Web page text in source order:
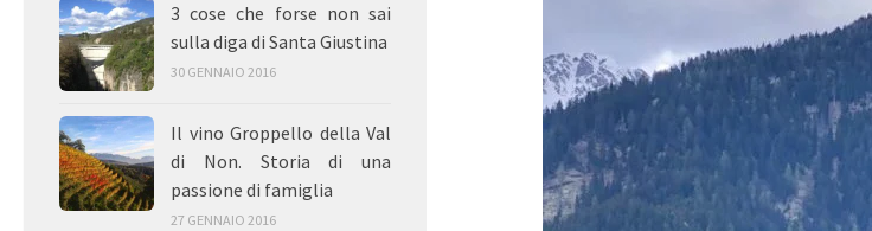
3 cose che forse non sai
sulla diga di Santa Giustina
30 GENNAIO 2016
Il vino Groppello della Val
di Non. Storia di una
passione di famiglia
27 GENNAIO 2016